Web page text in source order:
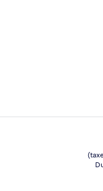
intérieure (Quiet